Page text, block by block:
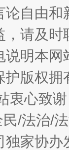
论自由
，请及
明本
版权
衷心致
/法治/
家协